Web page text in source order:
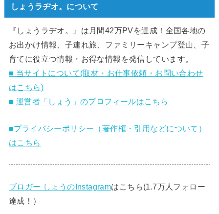
しょうラヂオ。について
『しょうラヂオ。』は月間42万PVを達成！全国各地の
お出かけ情報、子連れ旅、ファミリーキャンプ登山、子
育てに役立つ情報・お得な情報を発信しています。
■ 当サイトについて(取材・お仕事依頼・お問い合わせ
はこちら)
■ 運営者「しょう」のプロフィールはこちら
■プライバシーポリシー（著作権・引用などについて）
はこちら
ブロガー しょうのInstagramはこちら(1.7万人フォロー
達成！）